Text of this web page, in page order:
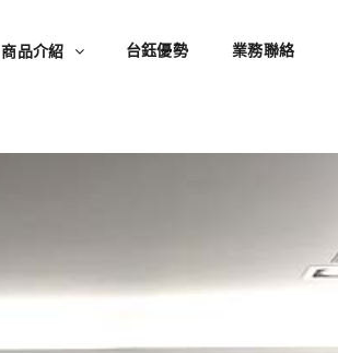
商品介紹 台鈺優勢 業務聯絡